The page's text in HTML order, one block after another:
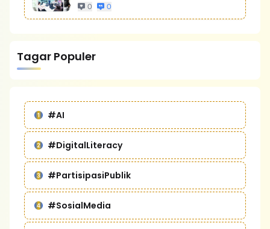
Bisnis Yang Lebih Kompetitif
0 0
Tagar Populer
#AI
#DigitalLiteracy
#PartisipasiPublik
#SosialMedia